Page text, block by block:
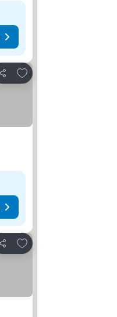
Teilen
Zu Favoriten hinzufügen
Teilen
Zu Favoriten hinzufügen